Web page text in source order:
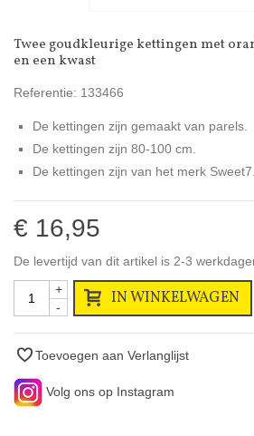
Twee goudkleurige kettingen met
en een kwast
Referentie: 133466
De kettingen zijn gemaakt van parels.
De kettingen zijn 80-100 cm.
De kettingen zijn van het merk Sweet7.
€ 16,95
De levertijd van dit artikel is 2-3
-
+ IN WINKELWAGEN
Toevoegen aan Verlanglijst
Volg ons op Instagram